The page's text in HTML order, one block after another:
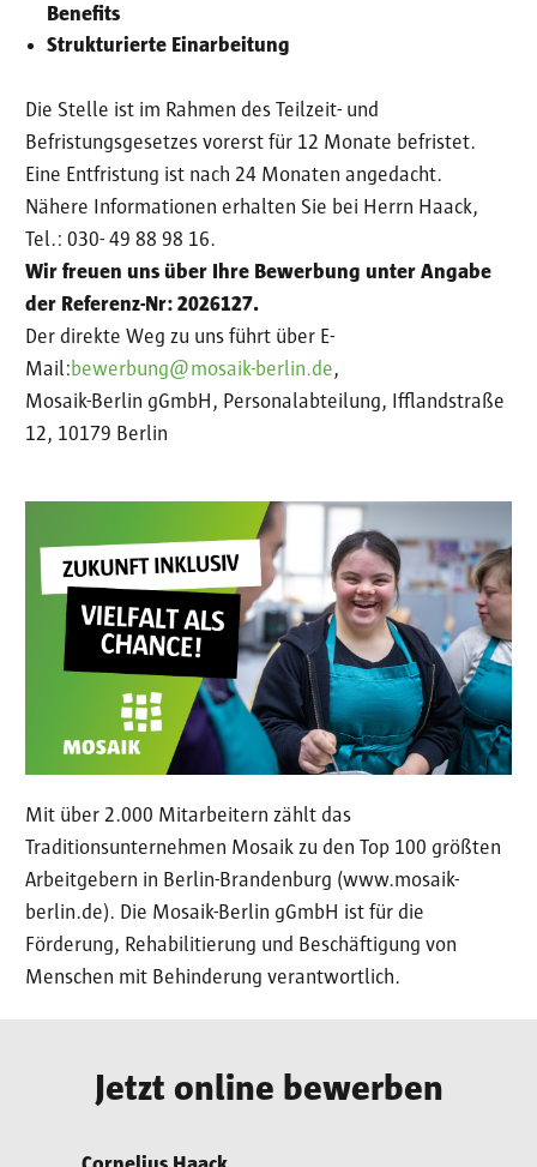
Benefits
Strukturierte Einarbeitung
Die Stelle ist im Rahmen des Teilzeit- und
Befristungsgesetzes vorerst für 12 Monate befristet.
Eine Entfristung ist nach 24 Monaten angedacht.
Nähere Informationen erhalten Sie bei Herrn Haack,
Tel.: 030- 49 88 98 16.
Wir freuen uns über Ihre Bewerbung unter Angabe
der Referenz-Nr: 2026127.
Der direkte Weg zu uns führt über E-
Mail:bewerbung@mosaik-berlin.de,
Mosaik-Berlin gGmbH, Personalabteilung, Ifflandstraße
12, 10179 Berlin
Mit über 2.000 Mitarbeitern zählt das
Traditionsunternehmen Mosaik zu den Top 100 größten
Arbeitgebern in Berlin-Brandenburg (www.mosaik-
berlin.de). Die Mosaik-Berlin gGmbH ist für die
Förderung, Rehabilitierung und Beschäftigung von
Menschen mit Behinderung verantwortlich.
Jetzt online bewerben